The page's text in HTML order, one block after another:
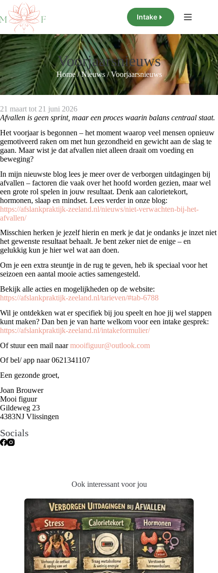
naar
de
inhoud
Intake
Voorjaarsnieuws
Home/Nieuws/Voorjaarsnieuws
21 maart tot 21 juni 2026
Afvallen is geen sprint, maar een proces waarin balans centraal staat.
Het voorjaar is begonnen – het moment waarop veel mensen opnieuw
gemotiveerd raken om met hun gezondheid en gewicht aan de slag te
gaan. Maar wist je dat afvallen niet alleen draait om voeding en
beweging?
In mijn nieuwste blog lees je meer over de verborgen uitdagingen bij
afvallen – factoren die vaak over het hoofd worden gezien, maar wel
een grote rol spelen in jouw resultaat. Denk aan calorietekort,
hormonen, slaap en mindset. Lees verder in onze blog:
https://afslankpraktijk-zeeland.nl/nieuws/niet-verwachten-bij-het-
afvallen/
Misschien herken je jezelf hierin en merk je dat je ondanks je inzet niet
het gewenste resultaat behaalt. Je bent zeker niet de enige – en
gelukkig kun je hier wel wat aan doen.
Om je een extra steuntje in de rug te geven, heb ik speciaal voor het
seizoen een aantal mooie acties samengesteld.
Bekijk alle acties en mogelijkheden op de website:
https://afslankpraktijk-zeeland.nl/tarieven/#tab-6788
Wil je ontdekken wat er specifiek bij jou speelt en hoe jij wel stappen
kunt maken? Dan ben je van harte welkom voor een intake gesprek:
https://afslankpraktijk-zeeland.nl/intakeformulier/
Of stuur een mail naarmooifiguur@outlook.com
Of bel/ app naar 0621341107
Een gezonde groet,
Joan Brouwer
Mooi figuur
Gildeweg 23
4383NJ Vlissingen
Socials
Ook interessant voor jou